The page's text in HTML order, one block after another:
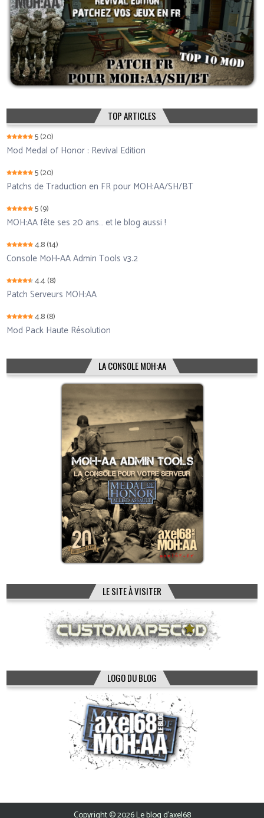
TOP ARTICLES
5(20)
Mod Medal of Honor : Revival Edition
5(20)
Patchs de Traduction en FR pour MOH:AA/SH/BT
5(9)
MOH:AA fête ses 20 ans… et le blog aussi !
4.8(14)
Console MoH-AA Admin Tools v3.2
4.4(8)
Patch Serveurs MOH:AA
4.8(8)
Mod Pack Haute Résolution
LA CONSOLE MOH:AA
LE SITE À VISITER
LOGO DU BLOG
Copyright © 2026 Le blog d'axel68